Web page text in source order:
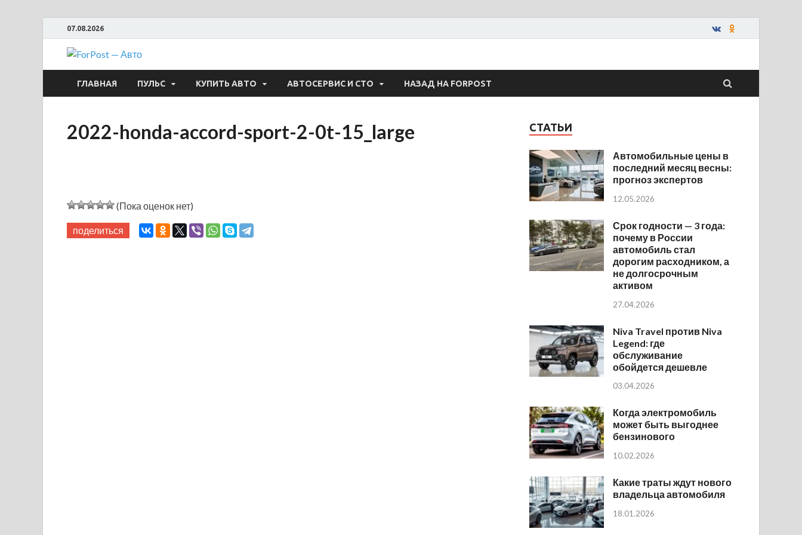
07.08.2026
ForPost — Авто
ГЛАВНАЯ ПУЛЬС КУПИТЬ АВТО АВТОСЕРВИС И СТО НАЗАД НА FORPOST
2022-honda-accord-sport-2-0t-15_large
(Пока оценок нет)
поделиться
СТАТЬИ
Автомобильные цены в
последний месяц весны:
прогноз экспертов
12.05.2026
Срок годности — 3 года:
почему в России
автомобиль стал
дорогим расходником, а
не долгосрочным
активом
27.04.2026
Niva Travel против Niva
Legend: где
обслуживание
обойдется дешевле
03.04.2026
Когда электромобиль
может быть выгоднее
бензинового
10.02.2026
Какие траты ждут нового
владельца автомобиля
18.01.2026